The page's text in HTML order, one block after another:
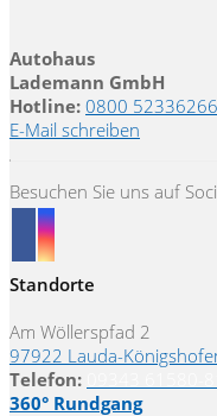
Autohaus
Lademann GmbH
Hotline: 0800 52336266
E-Mail schreiben
Besuchen Sie uns auf
Standorte
Am Wöllerspfad 2
97922 Lauda-
Telefon:
360° Rundgang